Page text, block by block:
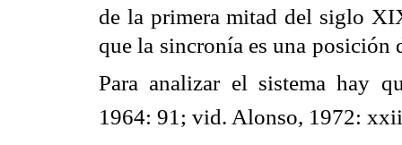
de la primera mitad del siglo
que la sincronía es una
Para analizar el sistema hay
1964: 91; vid. Alonso, 1972: